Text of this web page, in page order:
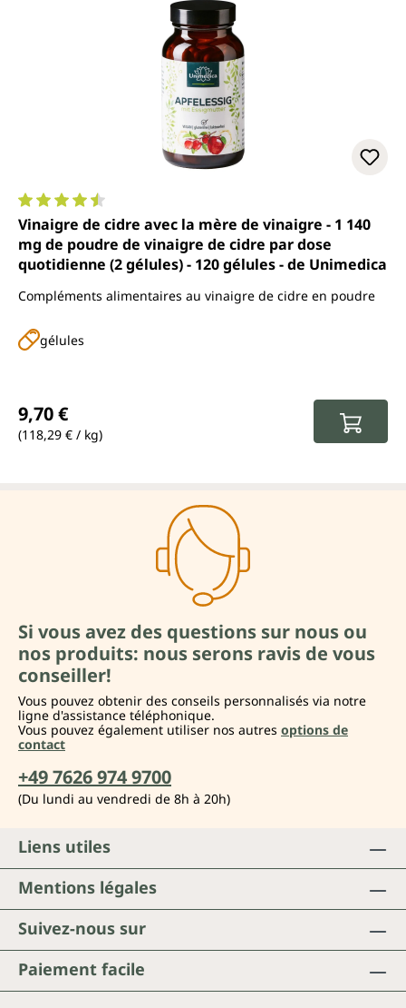
Note moyenne de 4.4 sur 5 étoiles
Vinaigre de cidre avec la mère de vinaigre - 1 140
mg de poudre de vinaigre de cidre par dose
quotidienne (2 gélules) - 120 gélules - de Unimedica
Compléments alimentaires au vinaigre de cidre en poudre
gélules
9,70 €
(118,29 € / kg)
Si vous avez des questions sur nous ou
nos produits: nous serons ravis de vous
conseiller!
Vous pouvez obtenir des conseils personnalisés via notre
ligne d'assistance téléphonique.
Vous pouvez également utiliser nos autres options de
contact
+49 7626 974 9700
(Du lundi au vendredi de 8h à 20h)
Suivez-nous sur
Paiement facile
Liens utiles
Mentions légales